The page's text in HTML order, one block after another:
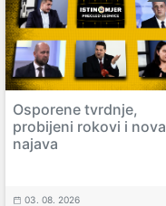
Osporene tvrdnje,
probijeni rokovi i nova
najava
03. 08. 2026